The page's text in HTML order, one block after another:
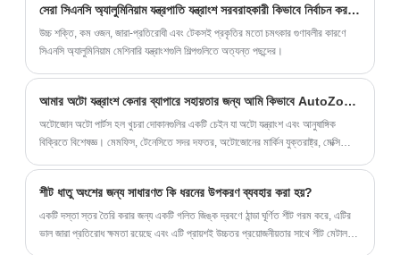
সেরা সিএনসি অ্যালুমিনিয়াম যন্ত্রপাতি যন্ত্রাংশ সরবরাহকারী কিভাবে নির্বাচন করবেন?
উচ্চ শক্তি, কম ওজন, জারা-প্রতিরোধী এবং টেকসই প্রকৃতির মতো চমৎকার গুণাবলীর কারণে
সিএনসি অ্যালুমিনিয়াম মেশিনারি যন্ত্রাংশগুলি শিল্পগুলিতে অত্যন্ত পছন্দের।
আমার অটো যন্ত্রাংশ কেনার ব্যাপারে সহায়তার জন্য আমি কিভাবে AutoZone গ্রাহক পরিষেবার সাথে যোগাযোগ করতে পারি?
অটোজোন অটো পার্টস হল খুচরা দোকানগুলির একটি চেইন যা অটো যন্ত্রাংশ এবং আনুষাঙ্গিক
বিক্রিতে বিশেষজ্ঞ। মেমফিস, টেনেসিতে সদর দফতর, অটোজোনের মার্কিন যুক্তরাষ্ট্র, মেক্সিকো
শীট ধাতু অংশের জন্য সাধারণত কি ধরনের উপকরণ ব্যবহার করা হয়?
একটি দস্তা স্তর তৈরি করার জন্য একটি গলিত জিঙ্ক দ্রবণে ঠান্ডা ঘূর্ণিত শীট গরম করে, এটির
ভাল জারা প্রতিরোধ ক্ষমতা রয়েছে এবং এটি প্রায়শই উচ্চতর প্রয়োজনীয়তার সাথে শীট মেটাল